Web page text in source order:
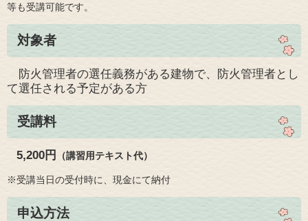
等も受講可能です。
対象者
防火管理者の選任義務がある建物で、防火管理者とし
て選任される予定がある方
受講料
5,200円 （講習用テキスト代）​
※受講当日の受付時に、現金にて納付
申込方法